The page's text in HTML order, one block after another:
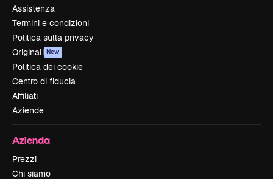
Assistenza
Termini e condizioni
Politica sulla privacy
Originali New
Politica dei cookie
Centro di fiducia
Affiliati
Aziende
Azienda
Prezzi
Chi siamo